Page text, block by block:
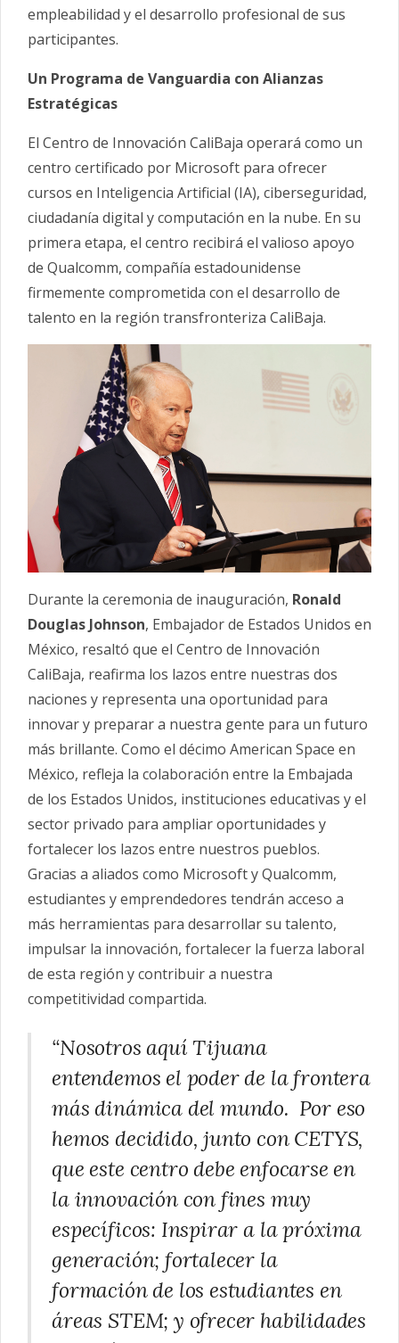
empleabilidad y el desarrollo profesional de sus
participantes.
Un Programa de Vanguardia con Alianzas
Estratégicas
El Centro de Innovación CaliBaja operará como un
centro certificado por Microsoft para ofrecer
cursos en Inteligencia Artificial (IA), ciberseguridad,
ciudadanía digital y computación en la nube. En su
primera etapa, el centro recibirá el valioso apoyo
de Qualcomm, compañía estadounidense
firmemente comprometida con el desarrollo de
talento en la región transfronteriza CaliBaja.
Durante la ceremonia de inauguración, Ronald
Douglas Johnson, Embajador de Estados Unidos en
México, resaltó que el Centro de Innovación
CaliBaja, reafirma los lazos entre nuestras dos
naciones y representa una oportunidad para
innovar y preparar a nuestra gente para un futuro
más brillante. Como el décimo American Space en
México, refleja la colaboración entre la Embajada
de los Estados Unidos, instituciones educativas y el
sector privado para ampliar oportunidades y
fortalecer los lazos entre nuestros pueblos.
Gracias a aliados como Microsoft y Qualcomm,
estudiantes y emprendedores tendrán acceso a
más herramientas para desarrollar su talento,
impulsar la innovación, fortalecer la fuerza laboral
de esta región y contribuir a nuestra
competitividad compartida.
“Nosotros aquí Tijuana
entendemos el poder de la frontera
más dinámica del mundo. Por eso
hemos decidido, junto con CETYS,
que este centro debe enfocarse en
la innovación con fines muy
específicos: Inspirar a la próxima
generación; fortalecer la
formación de los estudiantes en
áreas STEM; y ofrecer habilidades